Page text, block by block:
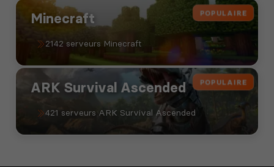
POPULAIRE
Minecraft
2142 serveurs Minecraft
POPULAIRE
ARK Survival Ascended
421 serveurs ARK Survival Ascended